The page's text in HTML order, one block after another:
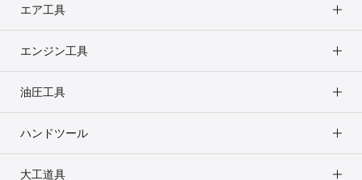
エア工具
エンジン工具
油圧工具
ハンドツール
大工道具